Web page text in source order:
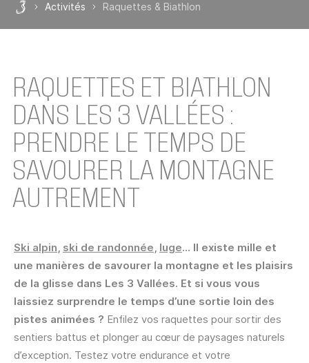
Activités Raquettes & Biathlon
RAQUETTES ET BIATHLON
DANS LES 3 VALLÉES :
PRENDRE LE TEMPS DE
SAVOURER LA MONTAGNE
AUTREMENT
Ski alpin, ski de randonnée, luge… Il existe mille et
une manières de savourer la montagne et les plaisirs
de la glisse dans Les 3 Vallées. Et si vous vous
laissiez surprendre le temps d’une sortie loin des
pistes animées ? Enfilez vos raquettes pour sortir des
sentiers battus et plonger au cœur de paysages naturels
d’exception. Testez votre endurance et votre